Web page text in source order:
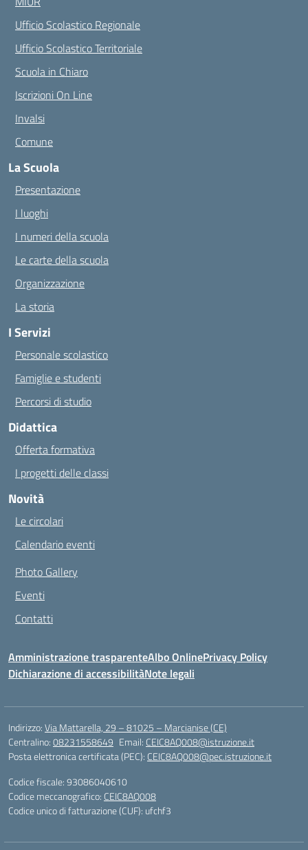
Ufficio Scolastico Regionale
Ufficio Scolastico Territoriale
Scuola in Chiaro
Iscrizioni On Line
Invalsi
Comune
La Scuola
Presentazione
I luoghi
I numeri della scuola
Le carte della scuola
Organizzazione
La storia
I Servizi
Personale scolastico
Famiglie e studenti
Percorsi di studio
Didattica
Offerta formativa
I progetti delle classi
Novità
Le circolari
Calendario eventi
Photo Gallery
Eventi
Contatti
Amministrazione trasparenteAlbo OnlinePrivacy Policy
Dichiarazione di accessibilitàNote legali
Indirizzo:Via Mattarella, 29 – 81025 – Marcianise (CE)
Centralino:08231558649 Email: CEIC8AQ008@istruzione.it
Posta elettronica certificata (PEC): CEIC8AQ008@pec.istruzione.it
Codice fiscale: 93086040610
Codice meccanografico: CEIC8AQ008
Codice unico di fatturazione (CUF): ufchf3